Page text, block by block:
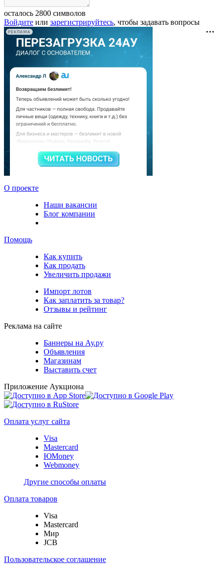
осталось 2800 символов
Войдите или зарегистрируйтесь, чтобы задавать вопросы
РЕКЛАМА
О проекте
Наши вакансии
Блог компании
Помощь
Как купить
Как продать
Увеличить продажи
Импорт лотов
Как заплатить за товар?
Отзывы и рейтинг
Реклама на сайте
Баннеры на Ау.ру
Объявления
Магазинам
Выставить счет
Приложение Аукциона
Оплата услуг сайта
Visa
Mastercard
ЮMoney
Webmoney
Другие способы оплаты
Оплата товаров
Visa
Mastercard
Мир
JCB
Пользовательское соглашение